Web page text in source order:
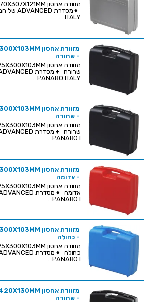
ITALY ...
- שחורה
PANARO ITALY ...
- שחורה
PANARO I...
- אדומה
PANARO I...
- כחולה
PANARO I...
- שחורה